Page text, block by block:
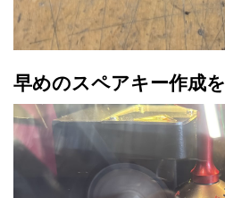
早めのスペアキー作成を